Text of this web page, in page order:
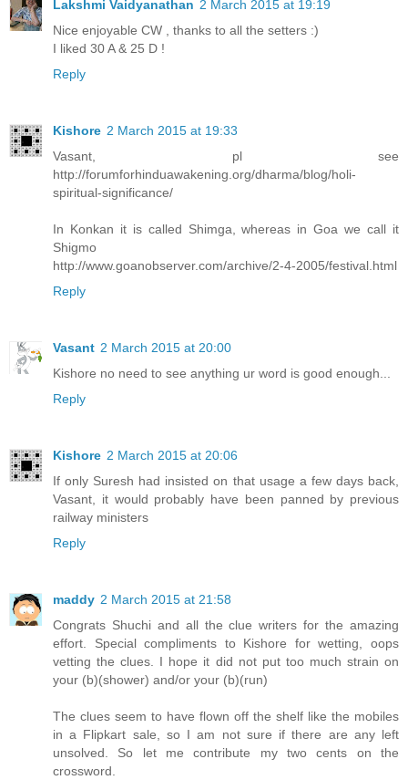
Lakshmi Vaidyanathan 2 March 2015 at 19:19
Nice enjoyable CW , thanks to all the setters :)
I liked 30 A & 25 D !
Reply
Kishore 2 March 2015 at 19:33
Vasant, pl see
http://forumforhinduawakening.org/dharma/blog/holi-
spiritual-significance/
In Konkan it is called Shimga, whereas in Goa we call it
Shigmo
http://www.goanobserver.com/archive/2-4-2005/festival.html
Reply
Vasant 2 March 2015 at 20:00
Kishore no need to see anything ur word is good enough...
Reply
Kishore 2 March 2015 at 20:06
If only Suresh had insisted on that usage a few days back,
Vasant, it would probably have been panned by previous
railway ministers
Reply
maddy 2 March 2015 at 21:58
Congrats Shuchi and all the clue writers for the amazing
effort. Special compliments to Kishore for wetting, oops
vetting the clues. I hope it did not put too much strain on
your (b)(shower) and/or your (b)(run)
The clues seem to have flown off the shelf like the mobiles
in a Flipkart sale, so I am not sure if there are any left
unsolved. So let me contribute my two cents on the
crossword.